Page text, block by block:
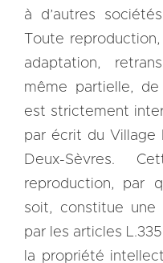
à d’autres
Toute
adaptation,
même partielle,
est strictement
par écrit du Village
Deux-Sèvres.
reproduction, par
soit, constitue une
par les articles
la propriété